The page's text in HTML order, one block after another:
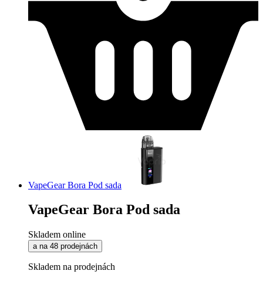
VapeGear Bora Pod sada
VapeGear Bora Pod sada
Skladem online
a na 48 prodejnách
Skladem na prodejnách